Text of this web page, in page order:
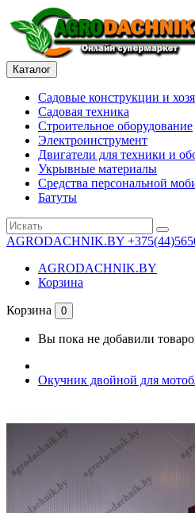
Каталог
Садовые конструкции и
Садовая техника
Строительное оборудование
Электроинструмент
Двигатели для техники и
Укрывные материалы
Средства персональной
Батуты
AGRODACHNIK.BY
AGRODACHNIK.BY
Корзина
Корзина 0
Вы пока не добавили
Окучник двойной для